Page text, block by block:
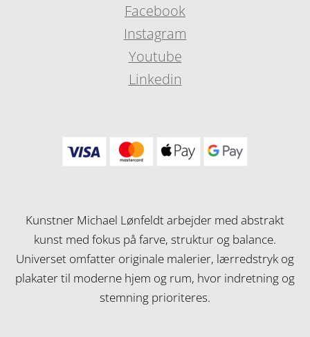
Facebook
Instagram
Youtube
Linkedin
Kunstner Michael Lønfeldt arbejder med abstrakt
kunst med fokus på farve, struktur og balance.
Universet omfatter originale malerier, lærredstryk og
plakater til moderne hjem og rum, hvor indretning og
stemning prioriteres.